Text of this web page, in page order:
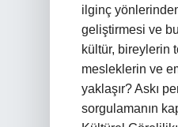
ilginç
geliştirmesi ve bu
kültür, bireylerin
mesleklerin ve
yaklaşır? Askı
sorgulamanın